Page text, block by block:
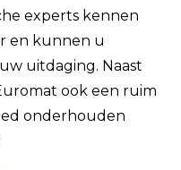
experts kennen
en kunnen u
uitdaging. Naast
ook een ruim
onderhouden